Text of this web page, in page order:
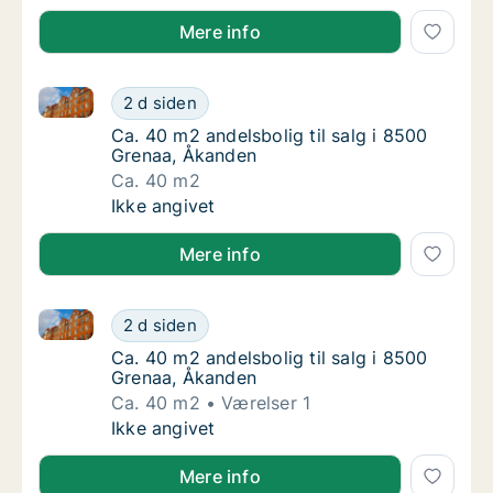
Mere info
Ca. 40 m2 andelsbolig til salg i 8500
2 d siden
Ca. 40 m2 andelsbolig til salg i 8500 Grenaa,
Ca. 40 m2 andelsbolig til salg i 8500
Ca. 40 m2 andelsbolig til salg i 8500
Grenaa, Åkanden
Ca. 40 m2
Ca. 40 m2 andelsbolig til salg i 8500
Ikke angivet
Mere info
Ca. 40 m2 andelsbolig til salg i 8500
2 d siden
Ca. 40 m2 andelsbolig til salg i 8500 Grenaa,
Ca. 40 m2 andelsbolig til salg i 8500
Ca. 40 m2 andelsbolig til salg i 8500
Grenaa, Åkanden
Ca. 40 m2
Værelser 1
Ca. 40 m2 andelsbolig til salg i 8500
Ikke angivet
Mere info